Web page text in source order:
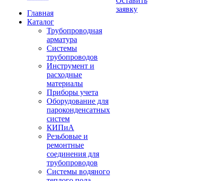
Главная
Каталог
Трубопроводная
арматура
Системы
трубопроводов
Инструмент и
расходные
материалы
Приборы учета
Оборудование для
пароконденсатных
систем
КИПиА
Резьбовые и
ремонтные
соединения для
трубопроводов
Системы водяного
заявку